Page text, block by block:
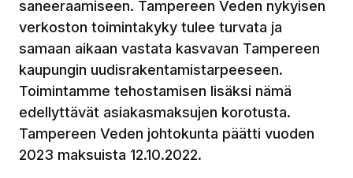
saneeraamiseen. Tampereen Veden nykyisen
verkoston toimintakyky tulee turvata ja
samaan aikaan vastata kasvavan Tampereen
kaupungin uudisrakentamistarpeeseen.
Toimintamme tehostamisen lisäksi nämä
edellyttävät asiakasmaksujen korotusta.
Tampereen Veden johtokunta päätti vuoden
2023 maksuista 12.10.2022.